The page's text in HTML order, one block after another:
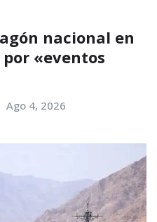
nacional en
«eventos
Ago 4, 2026